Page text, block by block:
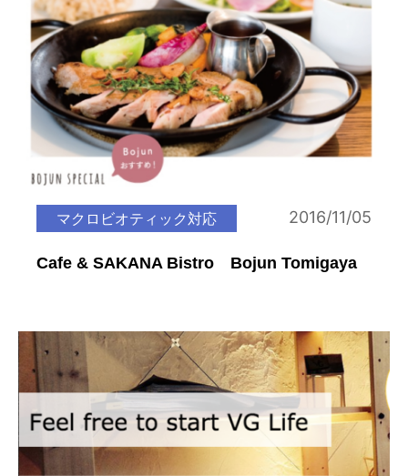
マクロビオティック対応 2016/11/05
Cafe & SAKANA Bistro Bojun Tomigaya